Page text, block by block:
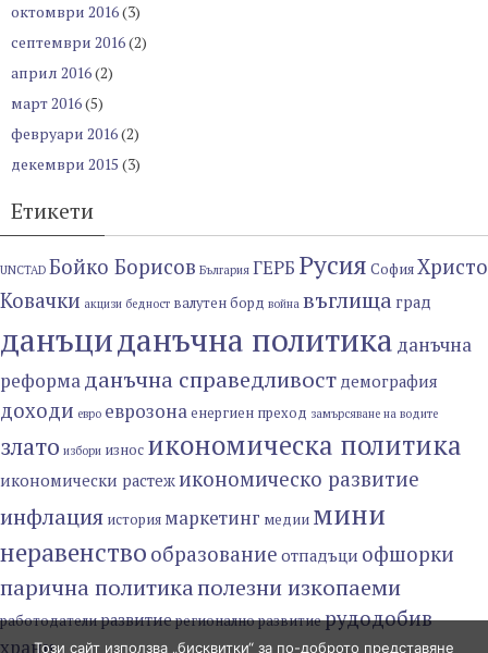
октомври 2016(3)
септември 2016(2)
април 2016(2)
март 2016(5)
февруари 2016(2)
декември 2015 (3)
Етикети
UNCTAD Бойко Борисов България ГЕРБ Русия СофияХристо
Ковачки акцизи бедност валутен борд война въглищаград
данъциданъчна политика данъчна
реформаданъчна справедливост демография
доходи евро еврозонаенергиен преход замърсяване на водите
злато избори износ икономическа политика
икономически растежикономическо развитие
инфлация история маркетинг медии мини
неравенство образование отпадъци офшорки
парична политикаполезни изкопаеми
работодателиразвитиерегионално развитиерудодобив
храниТози сайт използва „бисквитки“ за по-доброто представяне